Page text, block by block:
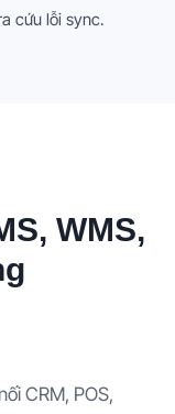
cứu lỗi sync.
WMS,
CRM, POS,